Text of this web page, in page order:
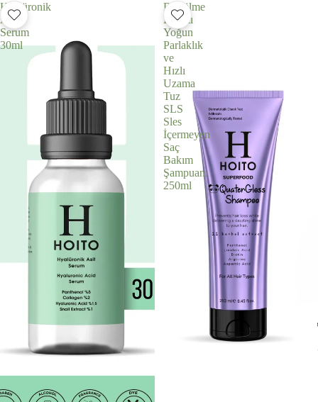
Hyalüronik
Asit
Serum
30ml
Dökülme
Karşıtı
Yoğun
Parlaklık
ve
Hızlı
Uzama
Tuz
SLS
Sles
İçermeyen
Saç
Bakım
Şampuanı
250ml